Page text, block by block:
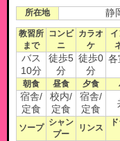
所在地 静
教習所
まで
コンビ
ニ
カラオ
ケ
バス
10分
徒歩5
分
徒歩0
分
各
朝食 昼食 夕食
宿舎/
定食
校内/
定食
宿舎/
定食
ソープ
シャン
プー
リンス